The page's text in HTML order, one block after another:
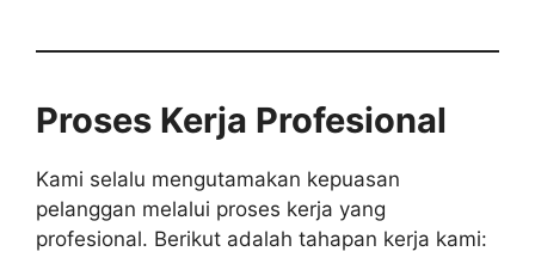
Proses Kerja Profesional
Kami selalu mengutamakan kepuasan
pelanggan melalui proses kerja yang
profesional. Berikut adalah tahapan kerja kami: